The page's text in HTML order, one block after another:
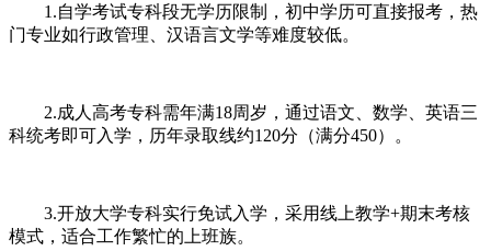
1.自学考试专科段无学历限制，初中学历可直接报考，热
门专业如行政管理、汉语言文学等难度较低。
2.成人高考专科需年满18周岁，通过语文、数学、英语三
科统考即可入学，历年录取线约120分（满分450）。
3.开放大学专科实行免试入学，采用线上教学+期末考核
模式，适合工作繁忙的上班族。